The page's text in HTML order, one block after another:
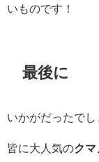
いものです！
最後に
いかがだったでし
皆に大人気のクマ